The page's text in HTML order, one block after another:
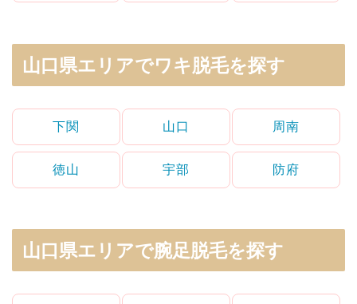
山口県エリアでワキ脱毛を探す
下関 山口 周南
徳山 宇部 防府
山口県エリアで腕足脱毛を探す